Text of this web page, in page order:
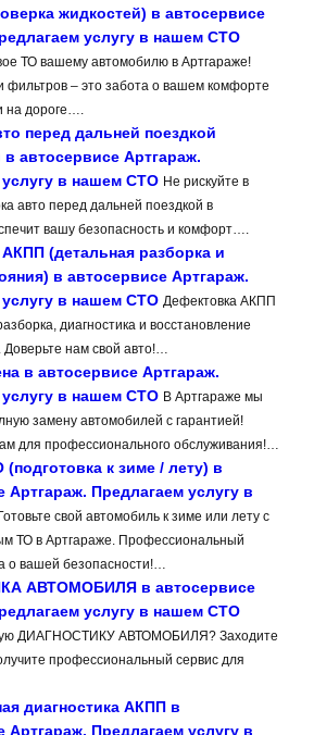
жидкостей) в автосервисе
услугу в нашем СТО
ТО вашему автомобилю в Артгараже!
фильтров – это забота о вашем комфорте
на дороге….
перед дальней поездкой
в автосервисе Артгараж.
в нашем СТО Не рискуйте в
авто перед дальней поездкой в
вашу безопасность и комфорт….
(детальная разборка и
в автосервисе Артгараж.
в нашем СТО Дефектовка АКПП
диагностика и восстановление
Доверьте нам свой авто!…
в автосервисе Артгараж.
в нашем СТО В Артгараже мы
замену автомобилей с гарантией!
для профессионального обслуживания!…
к зиме / лету) в
Артгараж. Предлагаем услугу в
Готовьте свой автомобиль к зиме или лету с
ТО в Артгараже. Профессиональный
о вашей безопасности!…
АВТОМОБИЛЯ в автосервисе
услугу в нашем СТО
ДИАГНОСТИКУ АВТОМОБИЛЯ? Заходите
профессиональный сервис для
диагностика АКПП в
Артгараж. Предлагаем услугу в